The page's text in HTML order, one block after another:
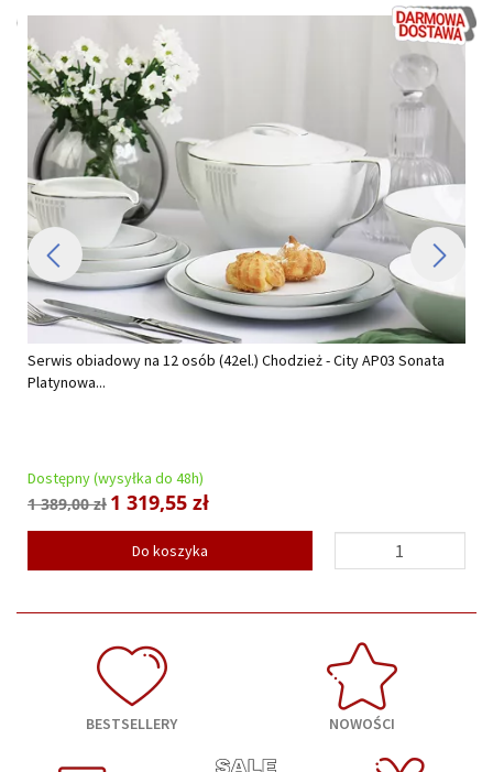
Serwis obiadowy na 12 osób (42el.) Chodzież - City AP03 Sonata
Platynowa...
Dostępny (wysyłka do 48h)
1 389,00 zł 1 319,55 zł
Do koszyka
BESTSELLERY NOWOŚCI